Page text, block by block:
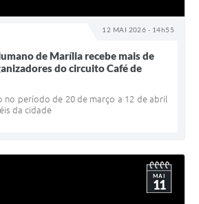
12 MAI 2026 - 14h55
de Marília recebe mais de
do circuito Café de
no período de 20 de março a 12 de abril
da cidade
MAI
11